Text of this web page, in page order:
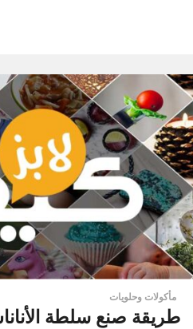
مأكولات وحلويات
طريقة صنع سلطة